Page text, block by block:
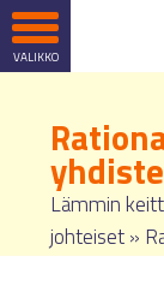
Lämmin
johteiset»